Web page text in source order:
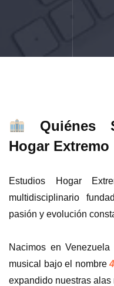
Quiénes
Hogar Extremo
Estudios Hogar
multidisciplinario
pasión y evolución
Nacimos en
musical bajo el nombre
expandido nuestras